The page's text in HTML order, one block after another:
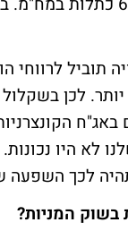
תוביל
יותר. לכן
באג"ח
לא היו
לכך השפעה
בשוק המניות?